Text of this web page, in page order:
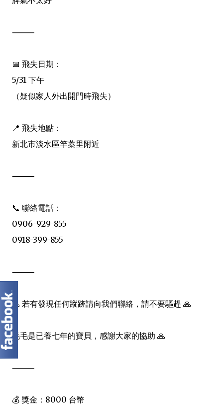
⸻
📅 飛失日期：
5/31 下午
（疑似家人外出開門時飛失）
📍 飛失地點：
新北市淡水區竿蓁里附近
⸻
📞 聯絡電話：
0906-929-855
0918-399-855
⸻
🙏 若有發現任何蹤跡請向我們聯絡，請不要驅趕 🙏
毛毛是已養七年的寶貝，感謝大家的協助 🙏
⸻
💰 獎金：8000 台幣